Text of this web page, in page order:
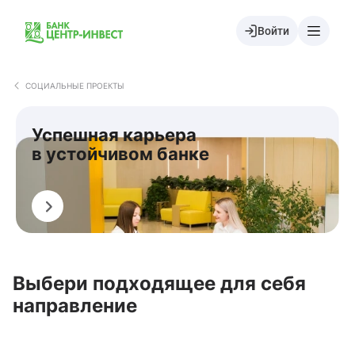
Войти
СОЦИАЛЬНЫЕ ПРОЕКТЫ
Успешная карьера
в устойчивом банке
Подать заявку
Выбери подходящее для себя
направление